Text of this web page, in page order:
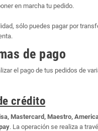
en marcha tu pedido.
sólo puedes pagar por
de pago
el pago de tus pedidos de
crédito
Mastercard, Maestro,
. La operación se realiza a